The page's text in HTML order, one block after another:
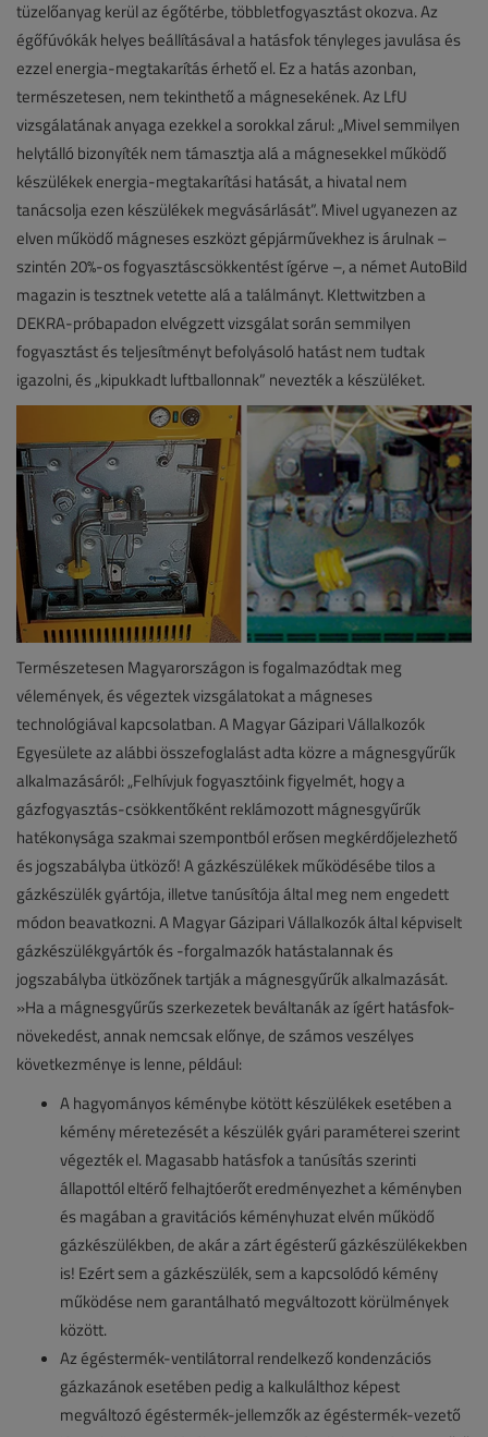
tüzelőanyag kerül az égőtérbe, többletfogyasztást okozva. Az
égőfúvókák helyes beállításával a hatásfok tényleges javulása és
ezzel energia-megtakarítás érhető el. Ez a hatás azonban,
természetesen, nem tekinthető a mágnesekének. Az LfU
vizsgálatának anyaga ezekkel a sorokkal zárul: „Mivel semmilyen
helytálló bizonyíték nem támasztja alá a mágnesekkel működő
készülékek energia-megtakarítási hatását, a hivatal nem
tanácsolja ezen készülékek megvásárlását”. Mivel ugyanezen az
elven működő mágneses eszközt gépjárművekhez is árulnak –
szintén 20%-os fogyasztáscsökkentést ígérve –, a német AutoBild
magazin is tesztnek vetette alá a találmányt. Klettwitzben a
DEKRA-próbapadon elvégzett vizsgálat során semmilyen
fogyasztást és teljesítményt befolyásoló hatást nem tudtak
igazolni, és „kipukkadt luftballonnak” nevezték a készüléket.
Természetesen Magyarországon is fogalmazódtak meg
vélemények, és végeztek vizsgálatokat a mágneses
technológiával kapcsolatban. A Magyar Gázipari Vállalkozók
Egyesülete az alábbi összefoglalást adta közre a mágnesgyűrűk
alkalmazásáról: „Felhívjuk fogyasztóink figyelmét, hogy a
gázfogyasztás-csökkentőként reklámozott mágnesgyűrűk
hatékonysága szakmai szempontból erősen megkérdőjelezhető
és jogszabályba ütköző! A gázkészülékek működésébe tilos a
gázkészülék gyártója, illetve tanúsítója által meg nem engedett
módon beavatkozni. A Magyar Gázipari Vállalkozók által képviselt
gázkészülékgyártók és -forgalmazók hatástalannak és
jogszabályba ütközőnek tartják a mágnesgyűrűk alkalmazását.
»Ha a mágnesgyűrűs szerkezetek beváltanák az ígért hatásfok-
növekedést, annak nemcsak előnye, de számos veszélyes
következménye is lenne, például:
A hagyományos kéménybe kötött készülékek esetében a
kémény méretezését a készülék gyári paraméterei szerint
végezték el. Magasabb hatásfok a tanúsítás szerinti
állapottól eltérő felhajtóerőt eredményezhet a kéményben
és magában a gravitációs kéményhuzat elvén működő
gázkészülékben, de akár a zárt égésterű gázkészülékekben
is! Ezért sem a gázkészülék, sem a kapcsolódó kémény
működése nem garantálható megváltozott körülmények
között.
Az égéstermék-ventilátorral rendelkező kondenzációs
gázkazánok esetében pedig a kalkulálthoz képest
megváltozó égéstermék-jellemzők az égéstermék-vezető